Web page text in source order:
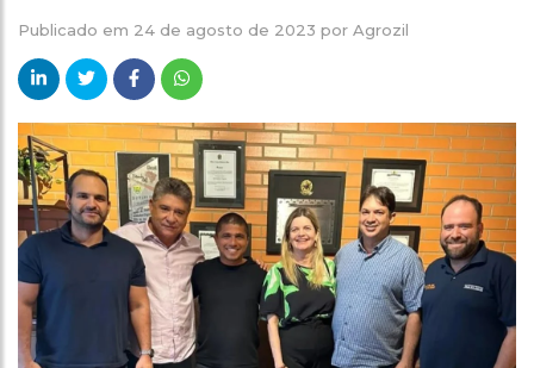
Publicado em 24 de agosto de 2023 por Agrozil